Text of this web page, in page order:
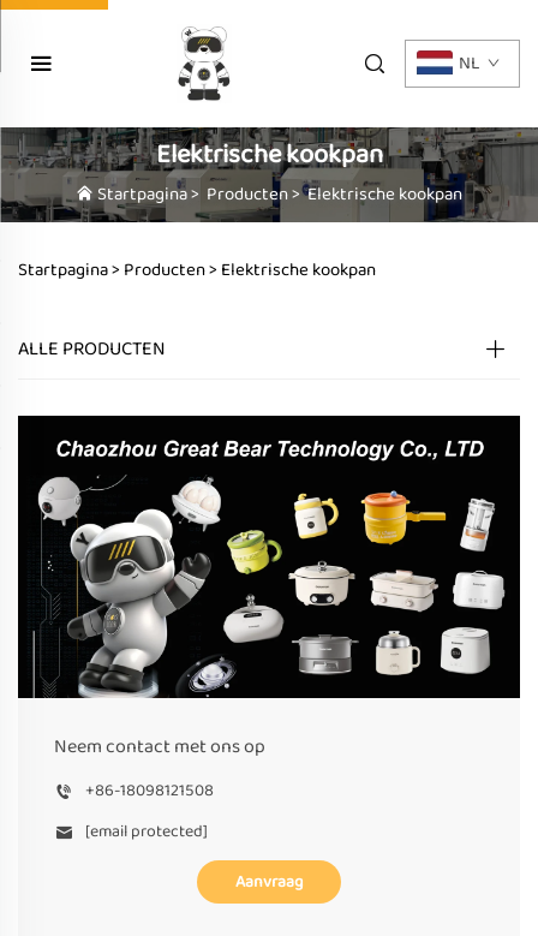
NL
Elektrische kookpan
Startpagina> Producten>Elektrische kookpan
Startpagina > Producten> Elektrische kookpan
ALLE PRODUCTEN
Neem contact met ons op
+86-18098121508
[email protected]
Aanvraag